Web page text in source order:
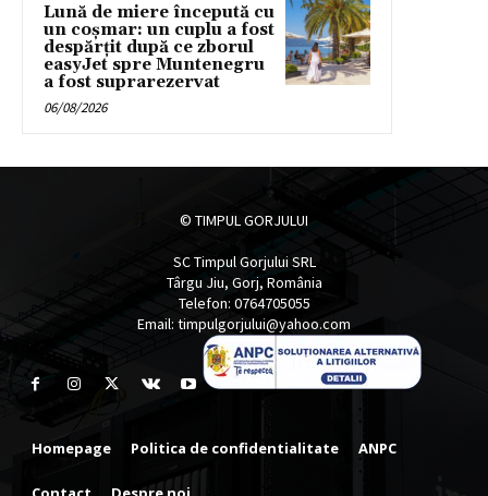
Lună de miere începută cu
un coșmar: un cuplu a fost
despărțit după ce zborul
easyJet spre Muntenegru
a fost suprarezervat
06/08/2026
© TIMPUL GORJULUI
SC Timpul Gorjului SRL
Târgu Jiu, Gorj, România
Telefon: 0764705055
Email: timpulgorjului@yahoo.com
Homepage Politica de confidentialitate ANPC